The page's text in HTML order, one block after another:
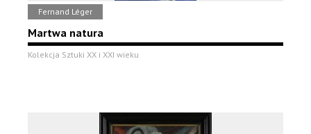
Fernand Léger
Martwa natura
Kolekcja Sztuki XX i XXI wieku